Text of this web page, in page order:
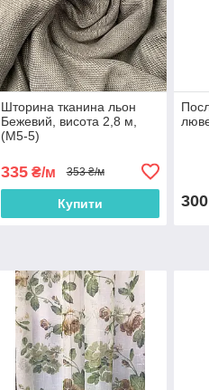
Шторина тканина льон
Бежевий, висота 2,8 м,
(M5-5)
335₴/м 353 ₴/м
Купити 300